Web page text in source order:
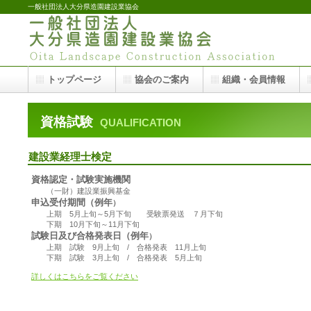
一般社団法人大分県造園建設業協会
資格試験 QUALIFICATION
建設業経理士検定
資格認定・試験実施機関
（一財）建設業振興基金
申込受付期間（例年）
上期 5月上旬～5月下旬 受験票発送 ７月下旬
下期 10月下旬～11月下旬
試験日及び合格発表日（例年）
上期 試験 9月上旬 / 合格発表 11月上旬
下期 試験 3月上旬 / 合格発表 5月上旬
詳しくはこちらをご覧ください
トップページ 協会のご案内 組織・会員情報